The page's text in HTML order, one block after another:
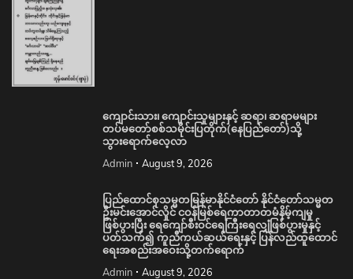
ကျောင်းသား၊ ကျောင်းသူများနှင့် ဆရာ၊ ဆရာမများ
တပ်မတော်စစ်သမိုင်းပြတိုက်(နေပြည်တော်)သို့
သွားရောက်လေ့လာ
Admin August 9, 2026
ပြည်ထောင်စုသမ္မတမြန်မာနိုင်ငံတော် နိုင်ငံတော်သမ္မတ
ဦးမင်းအောင်လှိုင် ငဝန်မြစ်ရေကာတာတမံနိမ့်ကျမှု
ဖြစ်ပွားပြီး ရေကျော်စီးဝင်ရေကြီးရေလျှံဖြစ်ပွားမှုနှင့်
ပတ်သက်၍ ကူညီကယ်ဆယ်ရေးနှင့် ပြန်လည်ထူထောင်
ရေးအစည်းအဝေးသို့တက်ရောက်
Admin August 9, 2026